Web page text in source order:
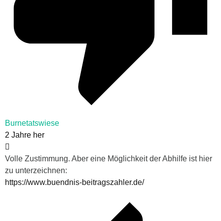
Burnetatswiese
2 Jahre her
Volle Zustimmung. Aber eine Möglichkeit der Abhilfe ist hier
zu unterzeichnen:
https://www.buendnis-beitragszahler.de/